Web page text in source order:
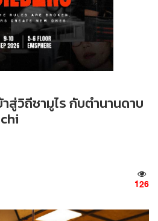
สู่วิถีซามูไร กับตำนานดาบ
126